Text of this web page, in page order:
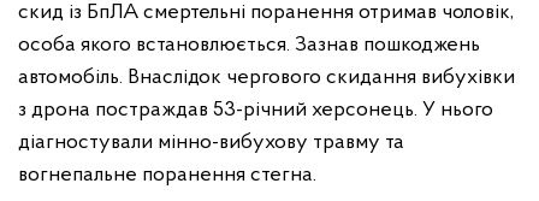
скид із БпЛА смертельні поранення отримав чоловік,
особа якого встановлюється. Зазнав пошкоджень
автомобіль. Внаслідок чергового скидання вибухівки
з дрона постраждав 53-річний херсонець. У нього
діагностували мінно-вибухову травму та
вогнепальне поранення стегна.